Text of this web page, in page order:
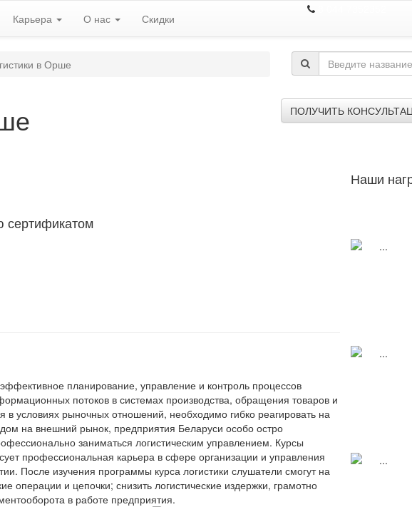
Карьера О нас Скидки
в Орше
ПОЛУЧИТЬ
планирование, управление и контроль процессов
потоков в системах производства, обращения товаров и
в условиях рыночных отношений, необходимо гибко реагировать на
на внешний рынок, предприятия Беларуси особо остро
заниматься логистическим управлением. Курсы
профессиональная карьера в сфере организации и управления
После изучения программы курса логистики слушатели смогут на
операции и цепочки; снизить логистические издержки, грамотно
в работе предприятия.
Наши